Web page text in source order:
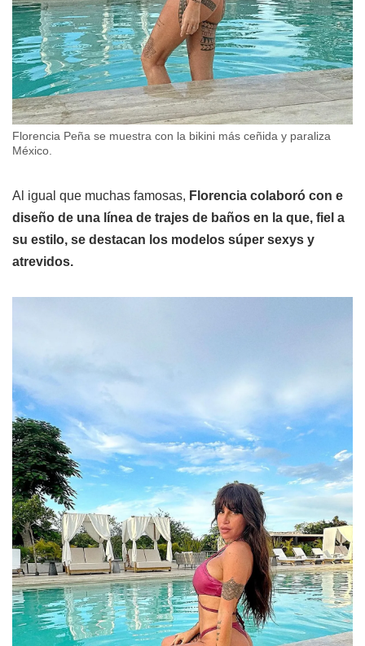
Florencia Peña se muestra con la bikini más ceñida y paraliza
México.
Al igual que muchas famosas, Florencia colaboró con e
diseño de una línea de trajes de baños en la que, fiel a
su estilo, se destacan los modelos súper sexys y
atrevidos.